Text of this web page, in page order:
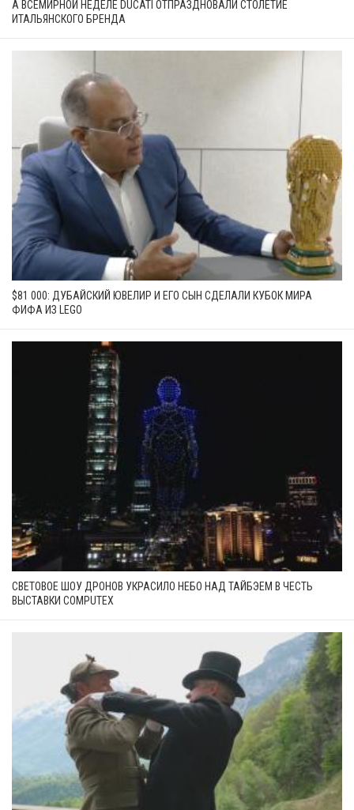
А ВСЕМИРНОЙ НЕДЕЛЕ DUCATI ОТПРАЗДНОВАЛИ СТОЛЕТИЕ
ИТАЛЬЯНСКОГО БРЕНДА
$81 000: ДУБАЙСКИЙ ЮВЕЛИР И ЕГО СЫН СДЕЛАЛИ КУБОК МИРА
ФИФА ИЗ LEGO
СВЕТОВОЕ ШОУ ДРОНОВ УКРАСИЛО НЕБО НАД ТАЙБЭЕМ В ЧЕСТЬ
ВЫСТАВКИ COMPUTEX